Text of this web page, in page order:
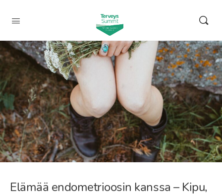
Elämää endometrioosin kanssa – Kipu,